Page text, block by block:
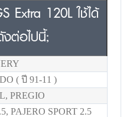
Extra 120L ใช้ได้
ต่อไปนี้;
( ปี 91-11 )
PREGIO
PAJERO SPORT 2.5